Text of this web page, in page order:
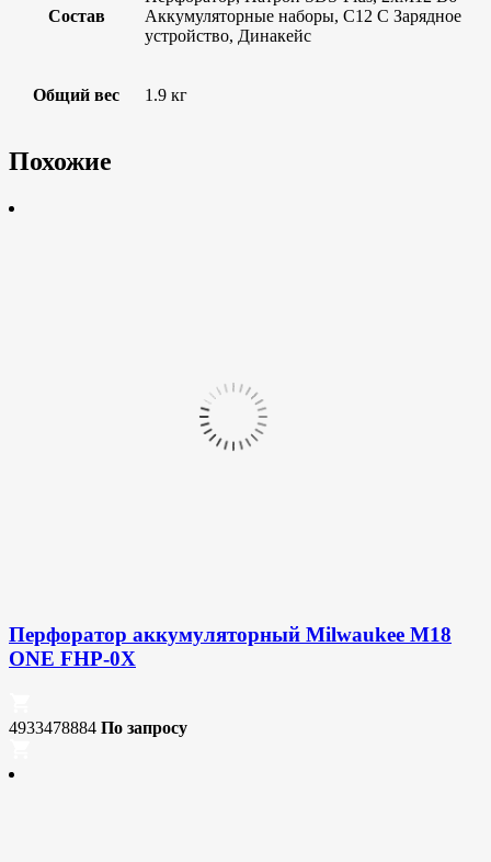
Состав
Аккумуляторные наборы, C12 C Зарядное
устройство, Динакейс
Общий вес 1.9 кг
Похожие
Перфоратор аккумуляторный Milwaukee M18
ONE FHP-0X
4933478884 По запросу